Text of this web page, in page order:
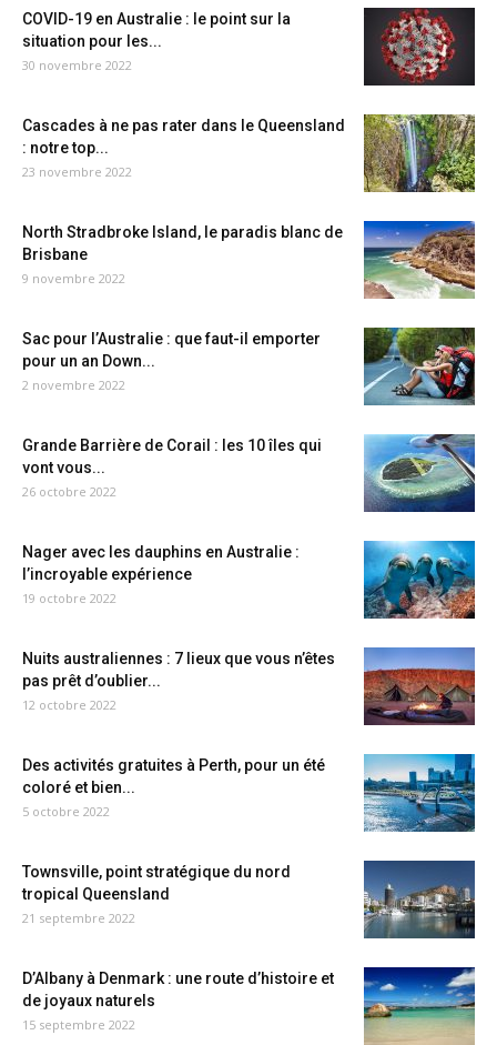
COVID-19 en Australie : le point sur la
situation pour les...
30 novembre 2022
Cascades à ne pas rater dans le Queensland
: notre top...
23 novembre 2022
North Stradbroke Island, le paradis blanc de
Brisbane
9 novembre 2022
Sac pour l’Australie : que faut-il emporter
pour un an Down...
2 novembre 2022
Grande Barrière de Corail : les 10 îles qui
vont vous...
26 octobre 2022
Nager avec les dauphins en Australie :
l’incroyable expérience
19 octobre 2022
Nuits australiennes : 7 lieux que vous n’êtes
pas prêt d’oublier...
12 octobre 2022
Des activités gratuites à Perth, pour un été
coloré et bien...
5 octobre 2022
Townsville, point stratégique du nord
tropical Queensland
21 septembre 2022
D’Albany à Denmark : une route d’histoire et
de joyaux naturels
15 septembre 2022